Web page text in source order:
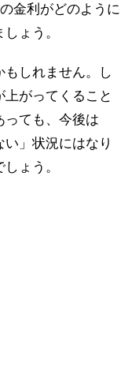
金利がどのように
ょう。
しれません。し
がってくること
っても、今後は
い」状況にはなり
ょう。